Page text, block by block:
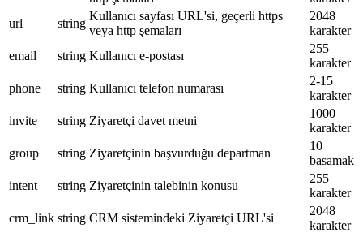
url
string
Kullanıcı sayfası URL'si, geçerli https
veya http şemaları
2048
karakter
email
string Kullanıcı e-postası
255
karakter
phone
string Kullanıcı telefon numarası
2-15
karakter
invite
string Ziyaretçi davet metni
1000
karakter
group
string Ziyaretçinin başvurduğu departman
10
basamak
intent
string Ziyaretçinin talebinin konusu
255
karakter
crm_link string CRM sistemindeki Ziyaretçi URL'si
2048
karakter